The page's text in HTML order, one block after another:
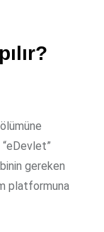
gereken
platformuna